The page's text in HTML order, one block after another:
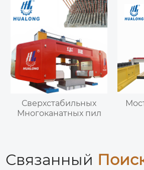
Сверхстабильных
Многоканатных пил
Связанный